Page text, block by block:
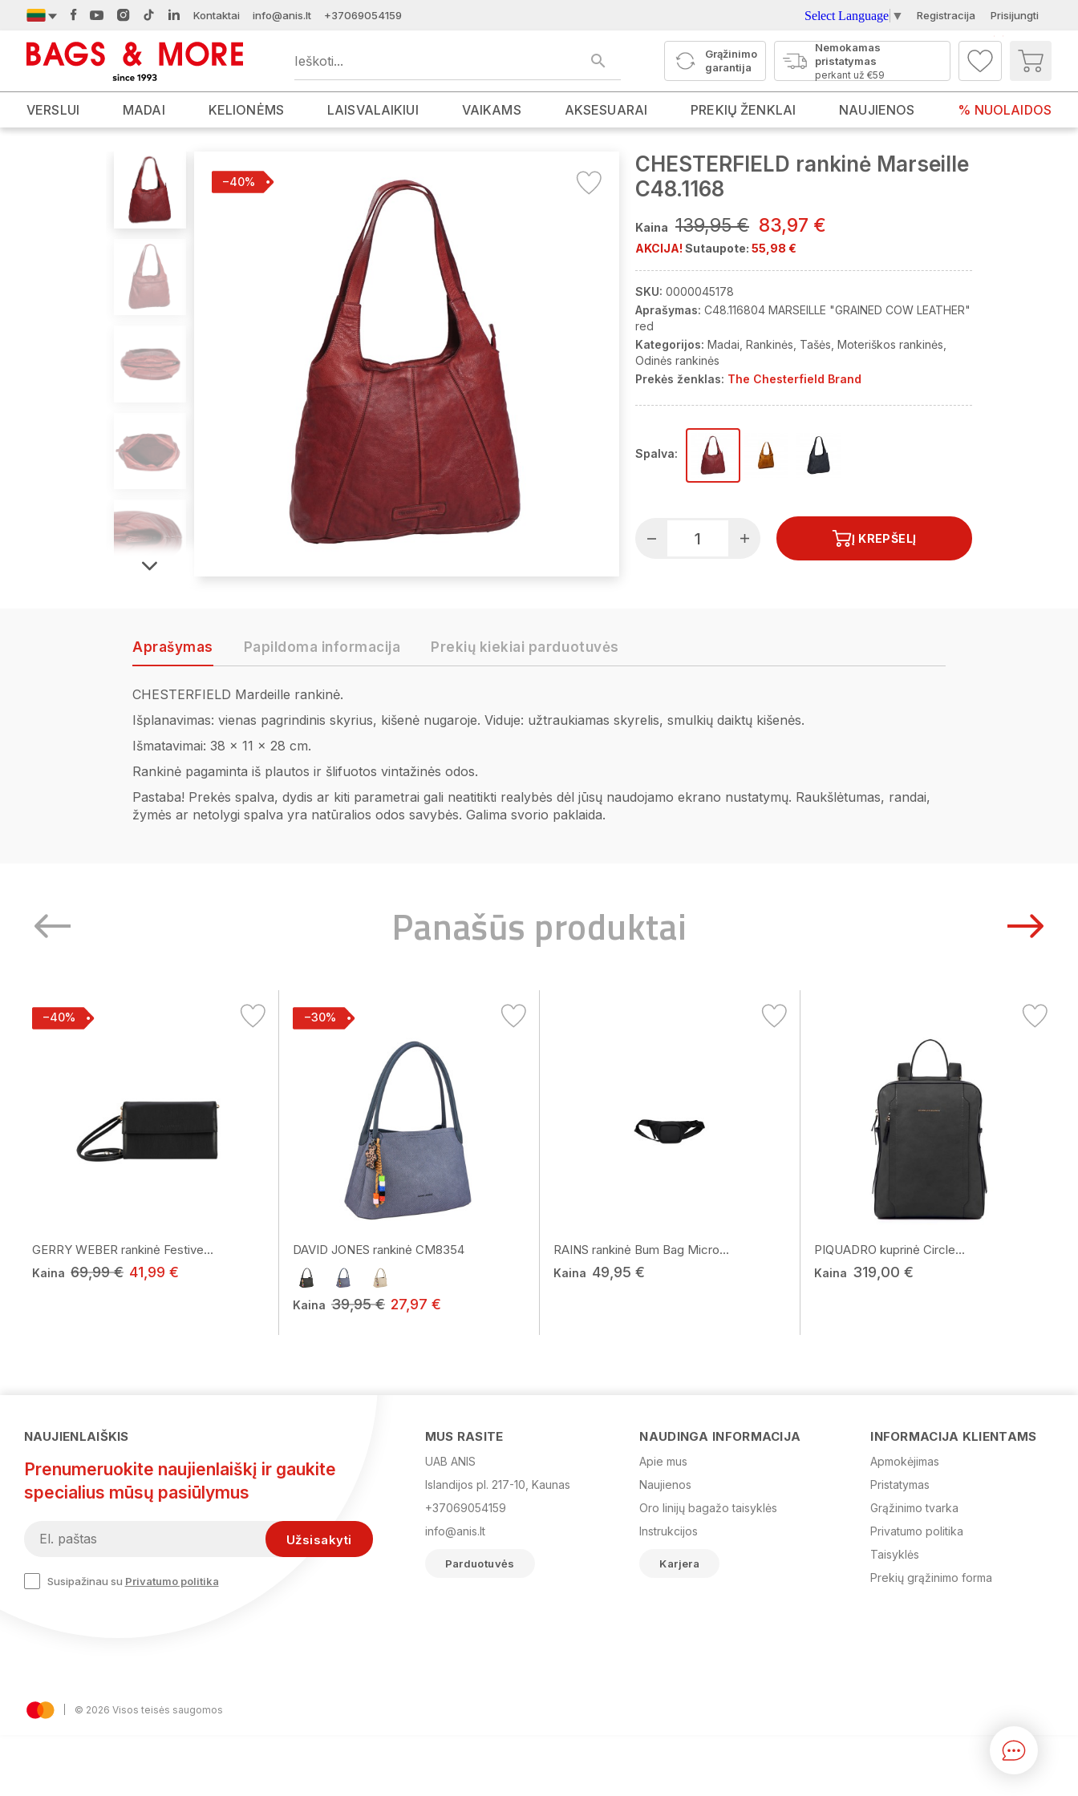
Kontaktai info@anis.lt +37069054159 Select Language ▼ Registracija Prisijungti
Grąžinimo
garantija
Nemokamas
pristatymas
perkant už €59
VERSLUI MADAI KELIONĖMS LAISVALAIKIUI VAIKAMS AKSESUARAI PREKIŲ ŽENKLAI NAUJIENOS % NUOLAIDOS
−40%
CHESTERFIELD rankinė Marseille
C48.1168
Kaina 139,95 € 83,97 €
AKCIJA! Sutaupote: 55,98 €
SKU: 0000045178
Aprašymas: C48.116804 MARSEILLE "GRAINED COW LEATHER"
red
Kategorijos: Madai Rankinės Tašės Moteriškos rankinės
Odinės rankinės
Prekės ženklas: The Chesterfield Brand
Spalva:
Į KREPŠELĮ
Aprašymas Papildoma informacija Prekių kiekiai parduotuvės
CHESTERFIELD Mardeille rankinė.
Išplanavimas: vienas pagrindinis skyrius, kišenė nugaroje. Viduje: užtraukiamas skyrelis, smulkių daiktų kišenės.
Išmatavimai: 38 x 11 x 28 cm.
Rankinė pagaminta iš plautos ir šlifuotos vintažinės odos.
Pastaba! Prekės spalva, dydis ar kiti parametrai gali neatitikti realybės dėl jūsų naudojamo ekrano nustatymų. Raukšlėtumas, randai,
žymės ar netolygi spalva yra natūralios odos savybės. Galima svorio paklaida.
Panašūs produktai
−40%
GERRY WEBER rankinė Festive...
Kaina 69,99 € 41,99 €
−30%
DAVID JONES rankinė CM8354
Kaina 39,95 € 27,97 €
RAINS rankinė Bum Bag Micro...
Kaina 49,95 €
PIQUADRO kuprinė Circle...
Kaina 319,00 €
NAUJIENLAIŠKIS
Prenumeruokite naujienlaiškį ir gaukite
specialius mūsų pasiūlymus
Susipažinau su Privatumo politika
MUS RASITE
UAB ANIS
Islandijos pl. 217-10, Kaunas
+37069054159
info@anis.lt
Parduotuvės
NAUDINGA INFORMACIJA
Apie mus
Naujienos
Oro linijų bagažo taisyklės
Instrukcijos
Karjera
INFORMACIJA KLIENTAMS
Apmokėjimas
Pristatymas
Grąžinimo tvarka
Privatumo politika
Taisyklės
Prekių grąžinimo forma
© 2026 Visos teisės saugomos